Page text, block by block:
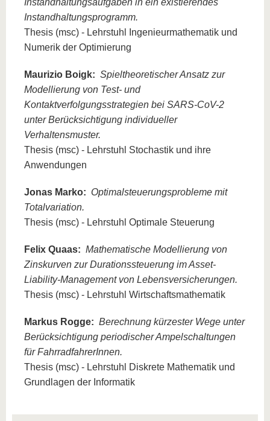
Instandhaltungsaufgaben in ein existierendes
Instandhaltungsprogramm.
Thesis (msc) - Lehrstuhl Ingenieurmathematik und
Numerik der Optimierung
Maurizio Boigk: Spieltheoretischer Ansatz zur
Modellierung von Test- und
Kontaktverfolgungsstrategien bei SARS-CoV-2
unter Berücksichtigung individueller
Verhaltensmuster.
Thesis (msc) - Lehrstuhl Stochastik und ihre
Anwendungen
Jonas Marko: Optimalsteuerungsprobleme mit
Totalvariation.
Thesis (msc) - Lehrstuhl Optimale Steuerung
Felix Quaas: Mathematische Modellierung von
Zinskurven zur Durationssteuerung im Asset-
Liability-Management von Lebensversicherungen.
Thesis (msc) - Lehrstuhl Wirtschaftsmathematik
Markus Rogge: Berechnung kürzester Wege unter
Berücksichtigung periodischer Ampelschaltungen
für FahrradfahrerInnen.
Thesis (msc) - Lehrstuhl Diskrete Mathematik und
Grundlagen der Informatik